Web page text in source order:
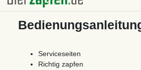
Serviceseiten
Richtig zapfen